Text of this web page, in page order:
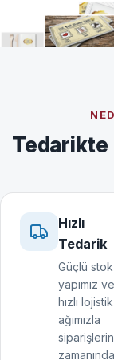
Tedarikte
Hızlı
Tedarik
Güçlü stok
yapımız ve
hızlı lojistik
ağımızla
zamanında